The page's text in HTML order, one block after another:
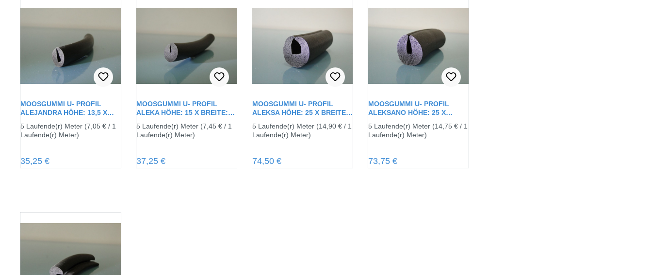
MOOSGUMMI U- PROFIL
ALEJANDRA HÖHE: 13,5 X
5 Laufende(r) Meter (7,05 € / 1
Laufende(r) Meter)
Regulärer Preis:
35,25 €
MOOSGUMMI U- PROFIL
ALEKA HÖHE: 15 X BREITE:
5 Laufende(r) Meter (7,45 € / 1
Laufende(r) Meter)
Regulärer Preis:
37,25 €
MOOSGUMMI U- PROFIL
ALEKSA HÖHE: 25 X BREITE:
5 Laufende(r) Meter (14,90 € / 1
Laufende(r) Meter)
Regulärer Preis:
74,50 €
MOOSGUMMI U- PROFIL
ALEKSANO HÖHE: 25 X
5 Laufende(r) Meter (14,75 € / 1
Laufende(r) Meter)
Regulärer Preis:
73,75 €